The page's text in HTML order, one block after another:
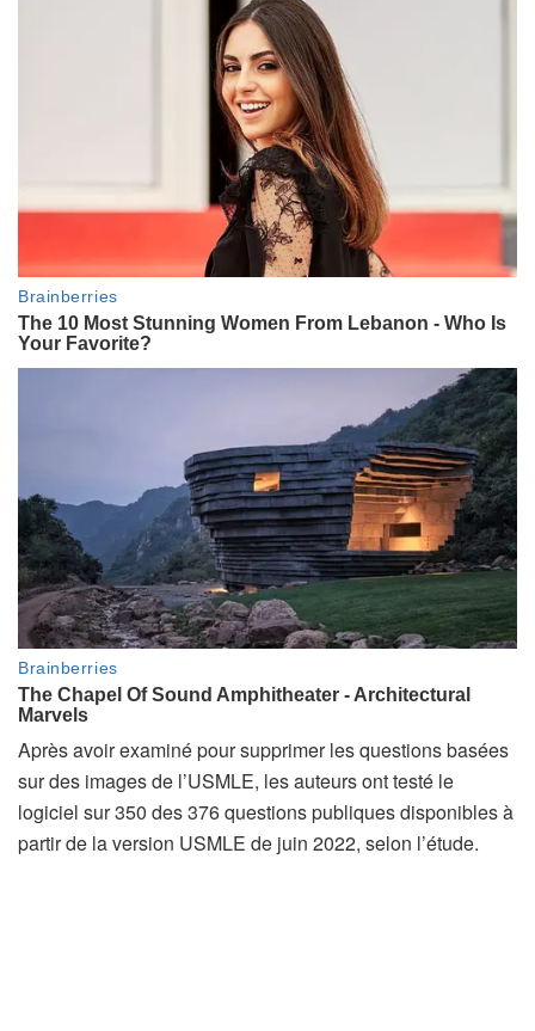
Après avoir examiné pour supprimer les questions basées
sur des images de l’USMLE, les auteurs ont testé le
logiciel sur 350 des 376 questions publiques disponibles à
partir de la version USMLE de juin 2022, selon l’étude.